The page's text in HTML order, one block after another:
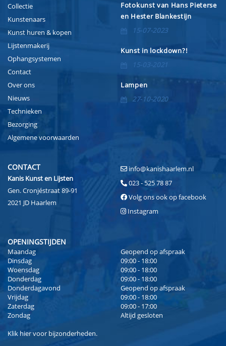
Collectie
Kunstenaars
Kunst huren & kopen
Lijstenmakerij
Ophangsystemen
Contact
Over ons
Nieuws
Technieken
Bezorging
Algemene voorwaarden
Fotokunst van Hans Pieterse
en Hester Blankestijn
15-07-2023
Kunst in lockdown?!
15-03-2021
Lampen
27-10-2020
CONTACT
Kanis Kunst en Lijsten
Gen. Cronjéstraat 89-91
2021 JD Haarlem
info@kanishaarlem.nl
023 - 525 78 87
Volg ons ook op facebook
Instagram
OPENINGSTIJDEN
Maandag
Geopend op afspraak
Dinsdag
09:00 - 18:00
Woensdag
09:00 - 18:00
Donderdag
09:00 - 18:00
Donderdagavond
Geopend op afspraak
Vrijdag
09:00 - 18:00
Zaterdag
09:00 - 17:00
Zondag
Altijd gesloten
Klik hiervoor bijzonderheden.